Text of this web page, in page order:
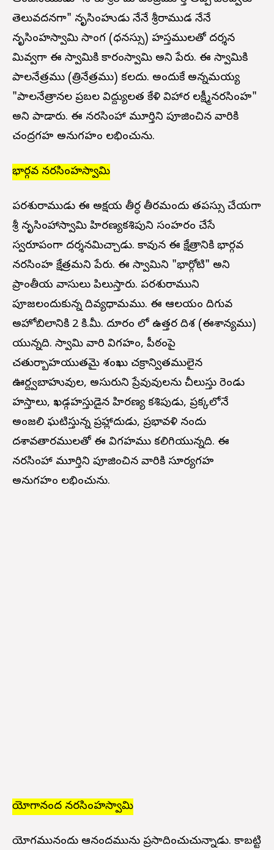
తెలువదనగా" నృసింహుడు నేనే శ్రీరాముడ నేనే
నృసింహస్వామి సాంగ (ధనస్సు) హస్తములతో దర్శన
మివ్వగా ఈ స్వామికి కారంస్వామి అని పేరు. ఈ స్వామికి
పాలనేత్రము (త్రినేత్రము) కలదు. అందుకే అన్నమయ్య
"పాలనేత్రానల ప్రబల విద్ద్యులత కేళి విహార లక్ష్మీనరసింహ"
అని పాడారు. ఈ నరసింహా మూర్తిని పూజించిన వారికి
చంద్రగ్రహ అనుగ్రహం లభించును.
భార్గవ నరసింహస్వామి
పరశురాముడు ఈ అక్షయ తీర్ధ తీరమందు తపస్సు చేయగా
శ్రీ నృసింహాస్వామి హిరణ్యకశిపుని సంహరం చేసే
స్వరూపంగా దర్శనమిచ్చాడు. కావున ఈ క్షేత్రానికి భార్గవ
నరసింహ క్షేత్రమని పేరు. ఈ స్వామిని "భార్గోటి" అని
ప్రాంతీయ వాసులు పిలుస్తారు. పరశురాముని
పూజలందుకున్న దివ్యధామము. ఈ ఆలయం దిగువ
అహోబిలానికి 2 కి.మీ. దూరం లో ఉత్తర దిశ (ఈశాన్యము)
యున్నది. స్వామి వారి విగ్రహం, పీఠంపై
చతుర్బాహయుతమై శంఖు చక్రాన్వితములైన
ఊర్ద్వబాహువుల, అసురుని ప్రేవువులను చీలుస్తు రెండు
హస్తాలు, ఖడ్గహస్తుడైన హిరణ్య కశిపుడు, ప్రక్కలోనే
అంజలి ఘటిస్తున్న ప్రహ్లాదుడు, ప్రభావళి నందు
దశావతారములతో ఈ విగ్రహము కలిగియున్నది. ఈ
నరసింహా మూర్తిని పూజించిన వారికి సూర్యగ్రహ
అనుగ్రహం లభించును.
యోగానంద నరసింహస్వామి
యోగమునందు ఆనందమును ప్రసాదించుచున్నాడు. కాబట్టి